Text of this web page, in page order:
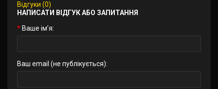
Відгуки (0)
НАПИСАТИ ВІДГУК АБО ЗАПИТАННЯ
Ваше ім’я:
Ваш email (не публікується):